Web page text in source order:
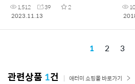
1,512 39
2
2023.11.13
1 2 3
관련상품 1건 애터미 쇼핑몰 바로가기